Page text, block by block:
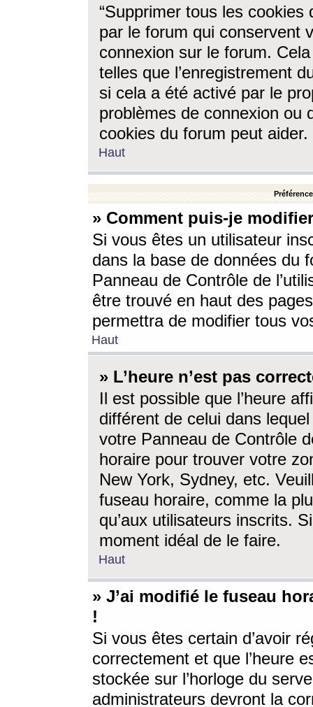
“Supprimer tous les cookies
par le forum qui conservent
connexion sur le forum.
telles que l’enregistrement
si cela a été activé par le
problèmes de connexion ou
cookies du forum peut aider.
Haut
» Comment puis-je
Si vous êtes un utilisateur
dans la base de données du
Panneau de Contrôle de
être trouvé en haut des
permettra de modifier tous
Haut
» L’heure n’est pas
Il est possible que l’heure
différent de celui dans
votre Panneau de Contrôle
horaire pour trouver votre
New York, Sydney, etc.
fuseau horaire, comme la
qu’aux utilisateurs inscrits.
moment idéal de le faire.
Haut
» J’ai modifié le fuseau
!
Si vous êtes certain d’avoir
correctement et que l’heure
stockée sur l’horloge du
administrateurs devront la